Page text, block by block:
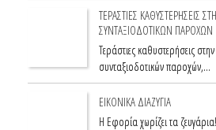
ΤΕΡΑΣΤΙΕΣ ΚΑΘΥΣΤΕΡΗΣΕΙΣ
ΣΥΝΤΑΞΙΟΔΟΤΙΚΩΝ ΠΑΡΟΧΩΝ
Τεράστιες καθυστερήσεις
συνταξιοδοτικών παροχών,…
ΕΙΚΟΝΙΚΑ ΔΙΑΖΥΓΙΑ
Η Εφορία χωρίζει τα